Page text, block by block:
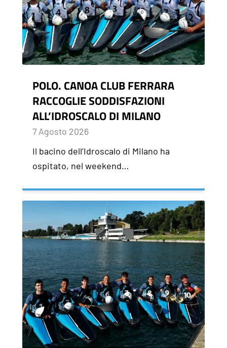
POLO. CANOA CLUB FERRARA
RACCOGLIE SODDISFAZIONI
ALL’IDROSCALO DI MILANO
7 Agosto 2026
Il bacino dell’Idroscalo di Milano ha
ospitato, nel weekend…